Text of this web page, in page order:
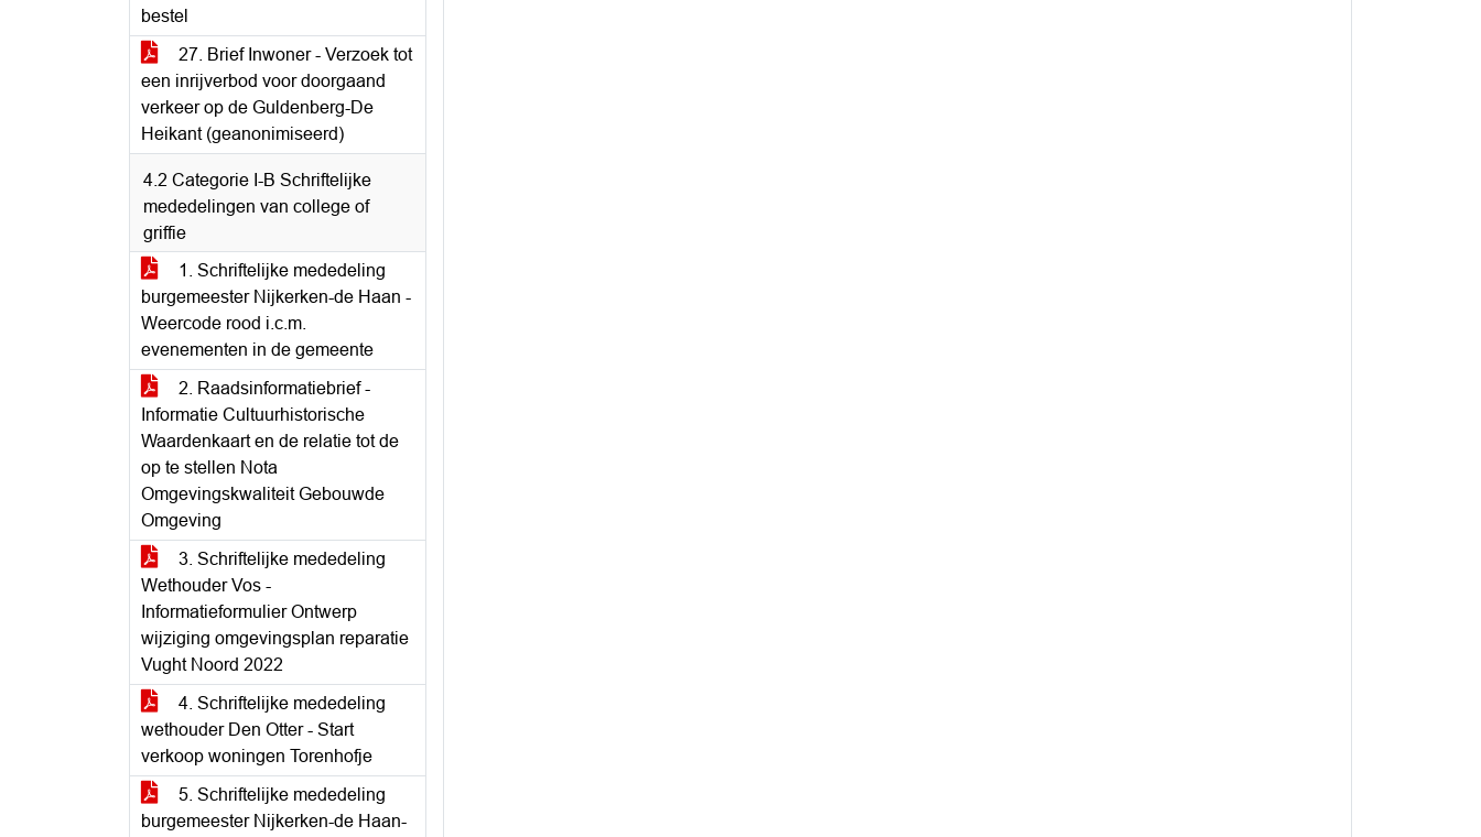
bestel
27. Brief Inwoner - Verzoek tot
een inrijverbod voor doorgaand
verkeer op de Guldenberg-De
Heikant (geanonimiseerd)
4.2 Categorie I-B Schriftelijke
mededelingen van college of
griffie
1. Schriftelijke mededeling
burgemeester Nijkerken-de Haan -
Weercode rood i.c.m.
evenementen in de gemeente
2. Raadsinformatiebrief -
Informatie Cultuurhistorische
Waardenkaart en de relatie tot de
op te stellen Nota
Omgevingskwaliteit Gebouwde
Omgeving
3. Schriftelijke mededeling
Wethouder Vos -
Informatieformulier Ontwerp
wijziging omgevingsplan reparatie
Vught Noord 2022
4. Schriftelijke mededeling
wethouder Den Otter - Start
verkoop woningen Torenhofje
5. Schriftelijke mededeling
burgemeester Nijkerken-de Haan-